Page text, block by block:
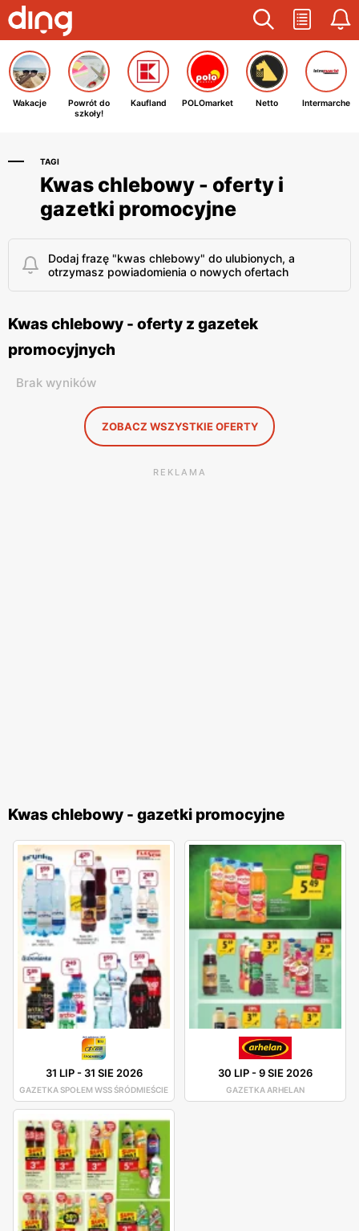
Wakacje
Powrót do
szkoły!
Kaufland POLOmarket Netto Intermarche
TAGI
Kwas chlebowy - oferty i
gazetki promocyjne
Dodaj frazę "kwas chlebowy" do ulubionych, a
otrzymasz powiadomienia o nowych ofertach
Kwas chlebowy - oferty z gazetek
promocyjnych
Brak wyników
ZOBACZ WSZYSTKIE OFERTY
REKLAMA
Kwas chlebowy - gazetki promocyjne
31 LIP- 31 SIE 2026
GAZETKA SPOŁEM WSS ŚRÓDMIEŚCIE
30 LIP-9 SIE 2026
GAZETKA ARHELAN